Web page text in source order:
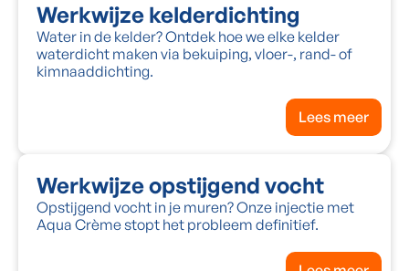
Werkwijze kelderdichting
Water in de kelder? Ontdek hoe we elke kelder
waterdicht maken via bekuiping, vloer-, rand- of
kimnaaddichting.
Lees meer
Werkwijze opstijgend vocht
Opstijgend vocht in je muren? Onze injectie met
Aqua Crème stopt het probleem definitief.